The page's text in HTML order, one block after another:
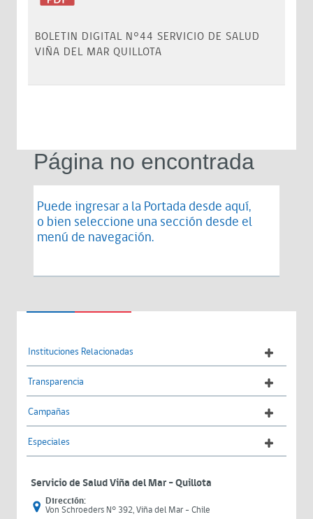
BOLETIN DIGITAL N°44 SERVICIO DE SALUD
VIÑA DEL MAR QUILLOTA
Página no encontrada
Puede ingresar a la Portada desde aquí,
o bien seleccione una sección desde el
menú de navegación.
Instituciones Relacionadas
Transparencia
Campañas
Especiales
Servicio de Salud Viña del Mar – Quillota
Dirección:
Von Schroeders N° 392, Viña del Mar - Chile